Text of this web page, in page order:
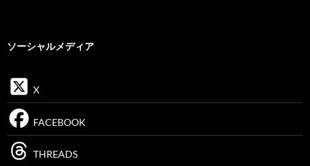
ソーシャルメディア
X
FACEBOOK
THREADS